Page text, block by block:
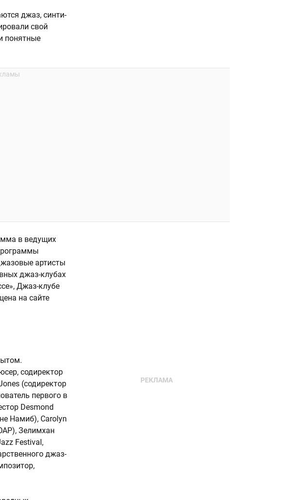
джаз, синти-
свой
понятные
в ведущих
артисты
джаз-клубах
Джаз-клубе
на сайте
содиректор
(содиректор
первого в
Desmond
Намиб), Carolyn
Зелимхан
Festival,
джаз-